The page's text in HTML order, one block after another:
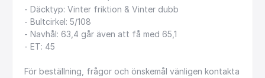
- Däcktyp: Vinter friktion & Vinter dubb
- Bultcirkel: 5​/​108
- Navhål: 63,4 går även att få med 65,1
- ET: 45
För beställning, frågor och önskemål vänligen kontakta